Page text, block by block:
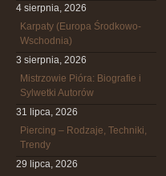
4 sierpnia, 2026
Karpaty (Europa Środkowo-
Wschodnia)
3 sierpnia, 2026
Mistrzowie Pióra: Biografie i
Sylwetki Autorów
31 lipca, 2026
Piercing – Rodzaje, Techniki,
Trendy
29 lipca, 2026